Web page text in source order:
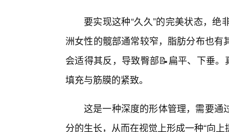
要实现这种“久久”的完美状态，
洲女性的髋部通常较窄，脂肪分布也
会适得其反，导致臀部📝扁平、下垂
填充与筋膜的紧致。
这是一种深度的形体管理，需要通
分的生长，从而在视觉上形成一种“向上